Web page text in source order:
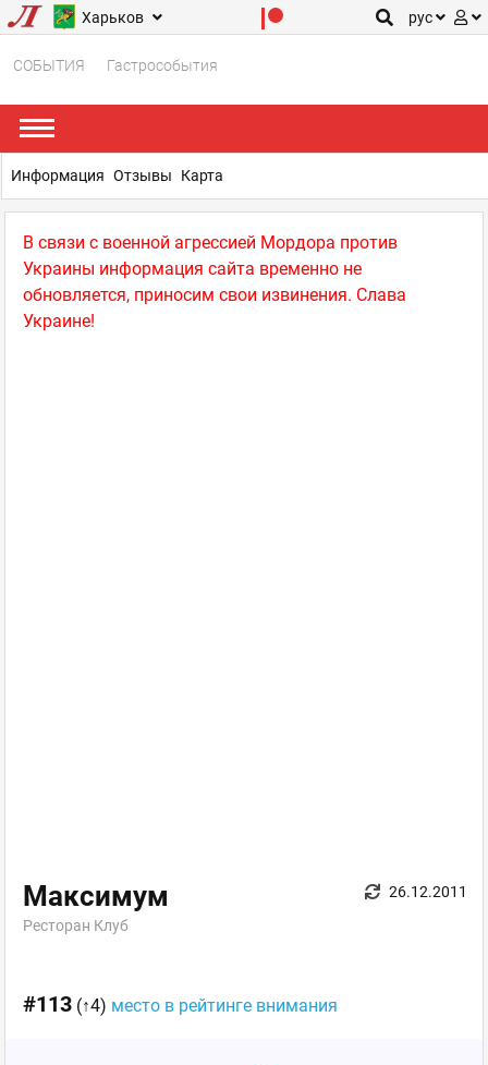
Харьков рус
СОБЫТИЯ Гастрособытия
В связи с военной агрессией Мордора против
Украины информация сайта временно не
обновляется, приносим свои извинения. Слава
Украине!
Максимум
Ресторан Клуб
26.12.2011
#113 (↑4) место в рейтинге внимания
Информация Отзывы Карта